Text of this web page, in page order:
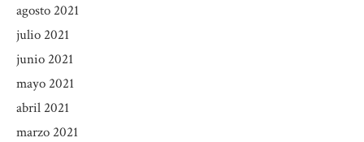
agosto 2021
julio 2021
junio 2021
mayo 2021
abril 2021
marzo 2021